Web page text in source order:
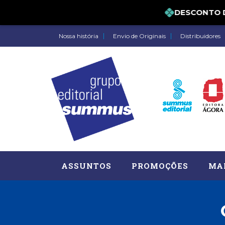
DESCONTO
Nossa história Envio de Originais Distribuidores
ASSUNTOS PROMOÇÕES